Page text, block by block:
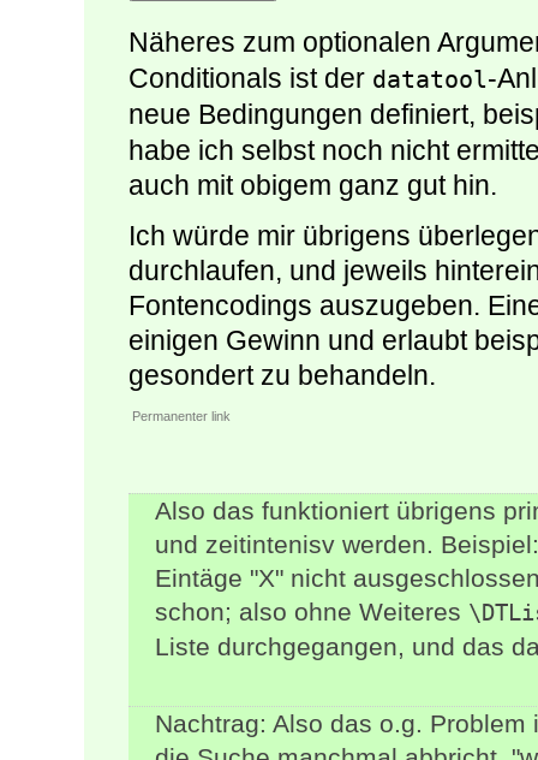
Näheres zum optionalen
Conditionals ist der datatool-
neue Bedingungen definiert,
habe ich selbst noch nicht
auch mit obigem ganz gut hin.
Ich würde mir übrigens
durchlaufen, und jeweils
Fontencodings auszugeben.
einigen Gewinn und erlaubt
gesondert zu behandeln.
Permanenter link
Also das funktioniert übrigens
und zeitintenisv werden.
Eintäge "X" nicht
schon; also ohne Weiteres
Liste durchgegangen, und das
Nachtrag: Also das o.g.